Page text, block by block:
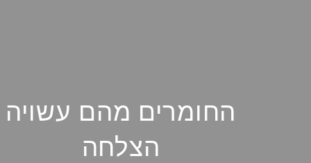
החומרים מהם עשויה
הצלחה